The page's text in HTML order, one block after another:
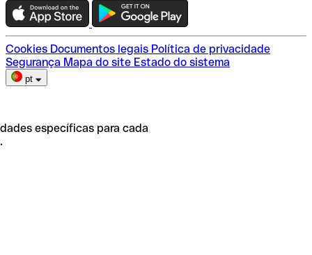
Escolha do plano
Cookies Documentos legais Política de privacidade
Segurança Mapa do site Estado do sistema
pt
específicas para cada